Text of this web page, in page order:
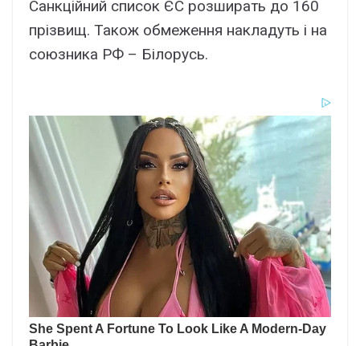
Санкційний список ЄС розширать до 160
прізвищ. Також обмеження накладуть і на
союзника РФ – Білорусь.